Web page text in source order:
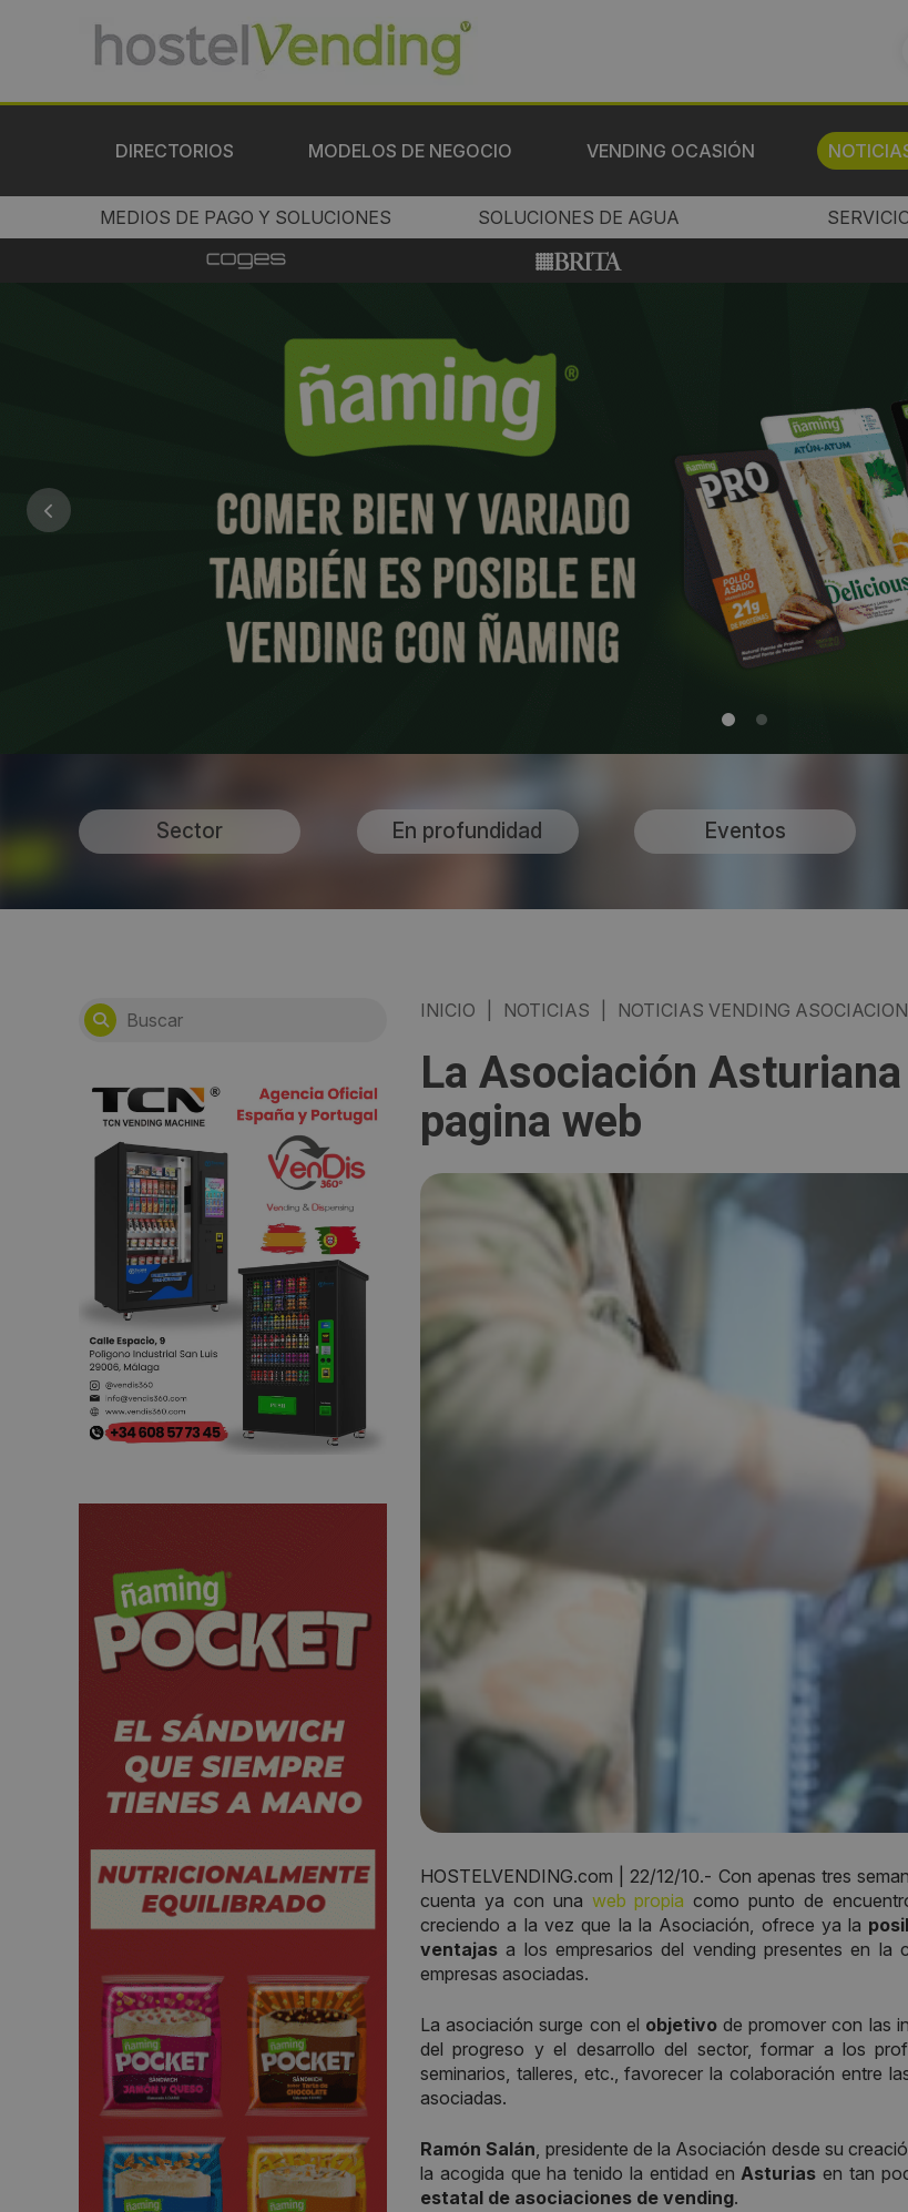
DIRECTORIOS MODELOS DE NEGOCIO VENDING OCASIÓN
MEDIOS DE PAGO Y SOLUCIONES SOLUCIONES DE AGUA
Sector En profundidad Eventos
INICIO NOTICIAS NOTICIAS VENDING
La Asociación
pagina web
HOSTELVENDING.com | 22/12/10.- Con apenas tres
cuenta ya con una web propia como punto de
creciendo a la vez que la la Asociación, ofrece ya la
ventajas a los empresarios del vending presentes en
empresas asociadas.
La asociación surge con el objetivode promover con las
del progreso y el desarrollo del sector, formar a los
seminarios, talleres, etc., favorecer la colaboración entre
asociadas.
Ramón Salán, presidente de la Asociación desde su
la acogida que ha tenido la entidad enAsturias en tan
estatal de asociaciones de vending.